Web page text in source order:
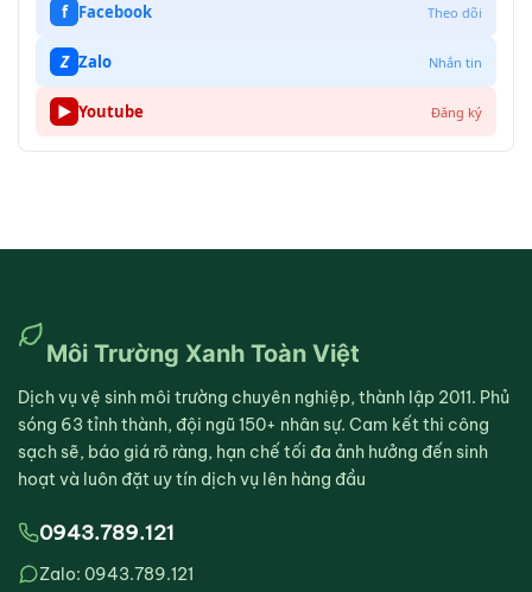
f Facebook Theo dõi
Z Zalo Nhắn tin
▶ Youtube Đăng ký
Môi Trường Xanh Toàn Việt
Dịch vụ vệ sinh môi trường chuyên nghiệp, thành lập 2011. Phủ
sóng 63 tỉnh thành, đội ngũ 150+ nhân sự. Cam kết thi công
sạch sẽ, báo giá rõ ràng, hạn chế tối đa ảnh hưởng đến sinh
hoạt và luôn đặt uy tín dịch vụ lên hàng đầu
0943.789.121
Zalo: 0943.789.121